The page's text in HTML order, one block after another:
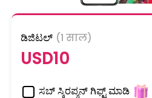
ಡಿಜಿಟಲ್ (1 साल)
USD10
ಸಬ್ ಸ್ಕಿರಪ್ಶನ್ ಗಿಫ್ಟ್ ಮಾಡಿ